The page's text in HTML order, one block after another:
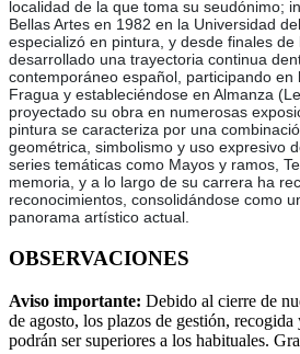
localidad de la que toma su seudónimo;
Bellas Artes en 1982 en la Universidad
especializó en pintura, y desde finales de
desarrollado una trayectoria continua
contemporáneo español, participando en
Fragua y estableciéndose en Almanza
proyectado su obra en numerosas
pintura se caracteriza por una
geométrica, simbolismo y uso expresivo
series temáticas como Mayos y ramos,
memoria, y a lo largo de su carrera ha
reconocimientos, consolidándose como
panorama artístico actual.
OBSERVACIONES
Aviso importante: Debido al cierre de
de agosto, los plazos de gestión,
podrán ser superiores a los habituales.